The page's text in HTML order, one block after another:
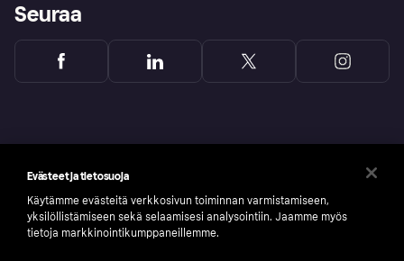
Seuraa
Evästeet ja tietosuoja
Käytämme evästeitä verkkosivun toiminnan varmistamiseen,
yksilöllistämiseen sekä selaamisesi analysointiin. Jaamme myös
tietoja markkinointikumppaneillemme.